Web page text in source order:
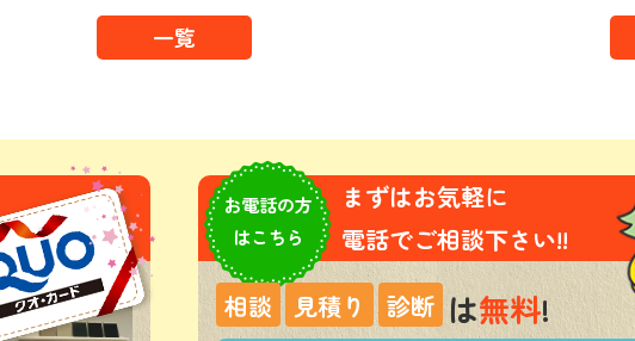
一覧
お電話の方
はこちら
まずはお気軽に
電話でご相談下さい!!
相談
見積り 診断 は無料!